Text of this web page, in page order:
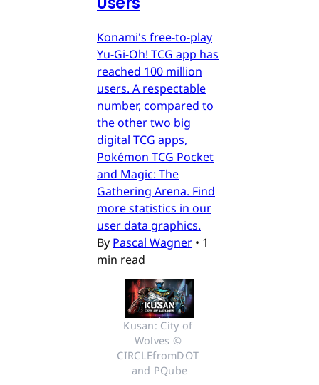
Konami's free-to-play
Yu-Gi-Oh! TCG app has
reached 100 million
users. A respectable
number, compared to
the other two big
digital TCG apps,
Pokémon TCG Pocket
and Magic: The
Gathering Arena. Find
more statistics in our
user data graphics.
By Pascal Wagner • 1
min read
Kusan: City of
Wolves ©
CIRCLEfromDOT
and PQube